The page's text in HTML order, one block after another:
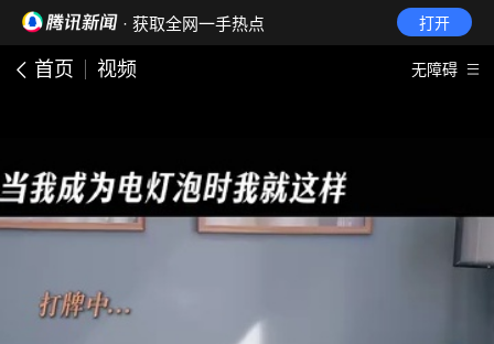
· 获取全网一手热点 打开
首页 视频 无障碍